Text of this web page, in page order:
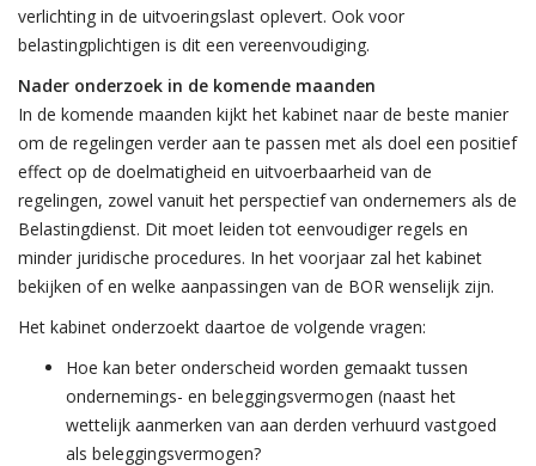
verlichting in de uitvoeringslast oplevert. Ook voor
belastingplichtigen is dit een vereenvoudiging.
Nader onderzoek in de komende maanden
In de komende maanden kijkt het kabinet naar de beste manier
om de regelingen verder aan te passen met als doel een positief
effect op de doelmatigheid en uitvoerbaarheid van de
regelingen, zowel vanuit het perspectief van ondernemers als de
Belastingdienst. Dit moet leiden tot eenvoudiger regels en
minder juridische procedures. In het voorjaar zal het kabinet
bekijken of en welke aanpassingen van de BOR wenselijk zijn.
Het kabinet onderzoekt daartoe de volgende vragen:
Hoe kan beter onderscheid worden gemaakt tussen
ondernemings- en beleggingsvermogen (naast het
wettelijk aanmerken van aan derden verhuurd vastgoed
als beleggingsvermogen?